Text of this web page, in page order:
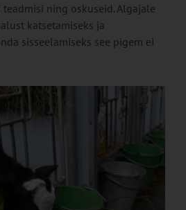
ning oskuseid. Algajale
katsetamiseks ja
sisseelamiseks see pigem ei